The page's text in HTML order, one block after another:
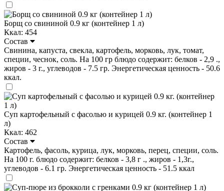
Борщ со свининой 0.9 кг (контейнер 1 л)
Ккал: 454
Состав
Свинина, капуста, свекла, картофель, морковь, лук, томат,
специи, чеснок, соль. На 100 гр блюдо содержит: белков - 2,9 .,
жиров - 3 г., углеводов - 7.5 гр. Энергетическая ценность - 50.6
ккал.
Суп картофельный с фасолью и курицей 0.9 кг. (контейнер 1
л)
Ккал: 462
Состав
Картофель, фасоль, курица, лук, морковь, перец, специи, соль.
На 100 г. блюдо содержит: белков - 3,8 г ., жиров - 1,3г.,
углеводов - 6.1 гр. Энергетическая ценность - 51.5 ккал